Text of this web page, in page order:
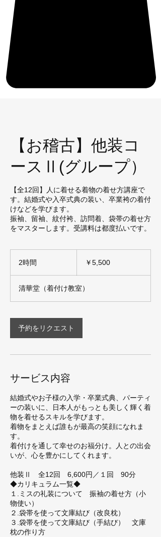
【お稽古】他装コ
ースⅡ(グループ）
【全12回】人に着せる着物の着せ方講座で
す。結婚式や入卒式典の装い、卒業袴の着付
けなどを学びます。
振袖、留袖、紋付袴、訪問着、袋帯の着せ方
をマスターします。受講料は都度払いです。
2時間 ￥5,500
清華堂（着付け教室）
予約をリクエスト
サービス内容
結婚式やお子様の入学・卒業式典、パーティ
ーの装いに、日本人がもっとも美しく輝く着
物を着せるスキルを学びます。
着物をまとえば誰もが最高の笑顔になれま
す。
着付けを通して幸せのお福分け。人との出会
いが、心を豊かにしてくれます。
他装Ⅱ 全12回 6,600円／１回 90分
◆カリキュラム一覧◆
１.ミスの礼装について 振袖の着せ方（小
物使い）
２.袋帯を使って文庫結び（改良枕）
３.袋帯を使って文庫結び（手結び） 文庫
枕の作り方